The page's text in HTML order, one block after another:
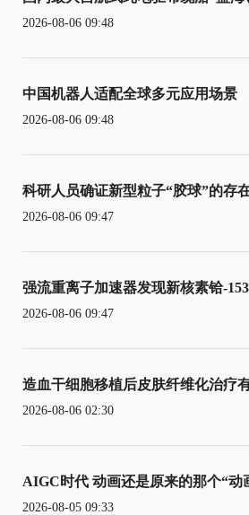
2026-08-06 09:48
中国机器人适配全球多元应用场景
2026-08-06 09:48
科研人员确证新型粒子“胶球”的存
2026-08-06 09:47
强流重离子加速器发现新核素铪-153
2026-08-06 09:47
造血干细胞移植后皮肤纤维化治疗
2026-08-06 02:30
AIGC时代 动画还是原来的那个“动
2026-08-05 09:33